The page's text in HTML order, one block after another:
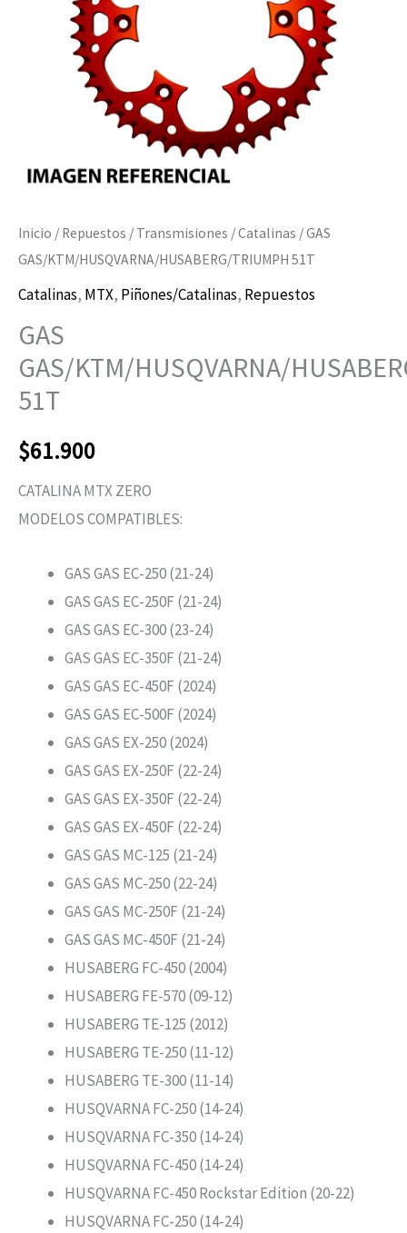
Inicio / Repuestos / Transmisiones /Catalinas / GAS
GAS/KTM/HUSQVARNA/HUSABERG/TRIUMPH 51T
Catalinas, MTX, Piñones/Catalinas, Repuestos
GAS
GAS/KTM/HUSQVARNA/
51T
$61.900
CATALINA MTX ZERO
MODELOS COMPATIBLES:
GAS GAS EC-250 (21-24)
GAS GAS EC-250F (21-24)
GAS GAS EC-300 (23-24)
GAS GAS EC-350F (21-24)
GAS GAS EC-450F (2024)
GAS GAS EC-500F (2024)
GAS GAS EX-250 (2024)
GAS GAS EX-250F (22-24)
GAS GAS EX-350F (22-24)
GAS GAS EX-450F (22-24)
GAS GAS MC-125 (21-24)
GAS GAS MC-250 (22-24)
GAS GAS MC-250F (21-24)
GAS GAS MC-450F (21-24)
HUSABERG FC-450 (2004)
HUSABERG FE-570 (09-12)
HUSABERG TE-125 (2012)
HUSABERG TE-250 (11-12)
HUSABERG TE-300 (11-14)
HUSQVARNA FC-250 (14-24)
HUSQVARNA FC-350 (14-24)
HUSQVARNA FC-450 (14-24)
HUSQVARNA FC-450 Rockstar Edition (20-22)
HUSQVARNA FC-250 (14-24)